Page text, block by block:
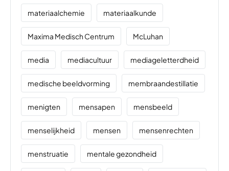
materiaalchemie materiaalkunde
Maxima Medisch Centrum McLuhan
media mediacultuur mediageletterdheid
medische beeldvorming membraandestillatie
menigten mensapen mensbeeld
menselijkheid mensen mensenrechten
menstruatie mentale gezondheid